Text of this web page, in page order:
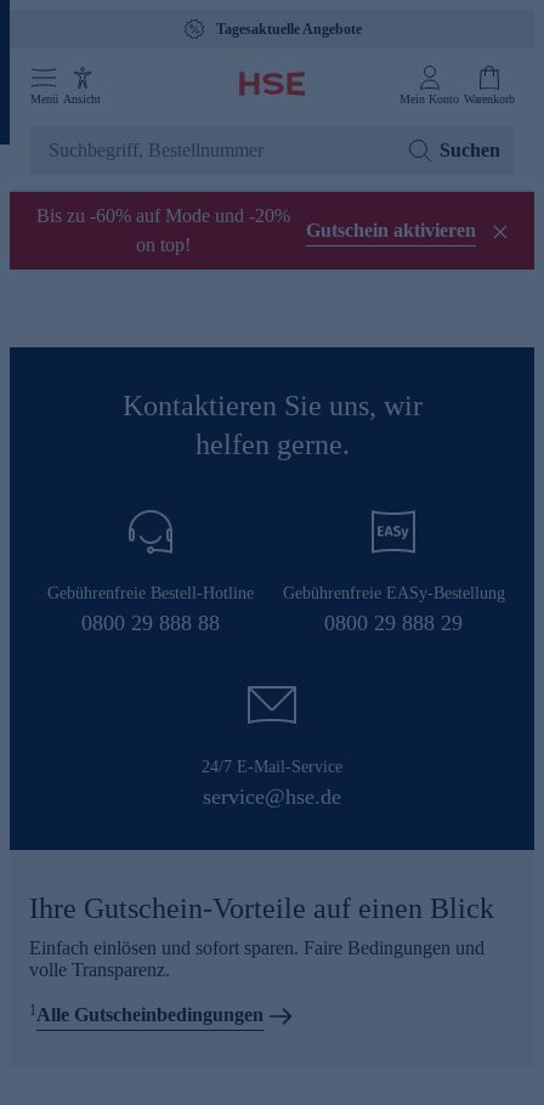
Tagesaktuelle Angebote
Menü Ansicht Mein Konto Warenkorb
Suchen
Bis zu -60% auf Mode und -20%
on top!
Gutschein aktivieren
Kontaktieren Sie uns, wir
helfen gerne.
Gebührenfreie Bestell-Hotline
0800 29 888 88
Gebührenfreie EASy-Bestellung
0800 29 888 29
24/7 E-Mail-Service
service@hse.de
Ihre Gutschein-Vorteile auf einen Blick
Einfach einlösen und sofort sparen. Faire Bedingungen und
volle Transparenz.
1Alle Gutscheinbedingungen